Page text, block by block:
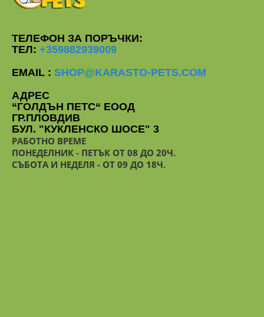
ТЕЛЕФОН ЗА ПОРЪЧКИ:
ТЕЛ: +359882939009
EMAIL : SHOP@KARASTO-PETS.COM
АДРЕС
“ГОЛДЪН ПЕТС“ ЕООД
ГР.ПЛОВДИВ
БУЛ. "КУКЛЕНСКО ШОСЕ" 3
РАБОТНО ВРЕМЕ
ПОНЕДЕЛНИК - ПЕТЪК ОТ 08 ДО 20Ч.
СЪБОТА И НЕДЕЛЯ - ОТ 09 ДО 18Ч.